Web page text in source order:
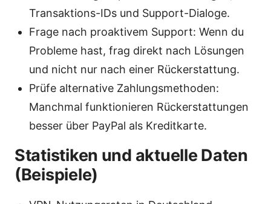
Transaktions-IDs und Support-Dialoge.
Frage nach proaktivem Support: Wenn du
Probleme hast, frag direkt nach Lösungen
und nicht nur nach einer Rückerstattung.
Prüfe alternative Zahlungsmethoden:
Manchmal funktionieren Rückerstattungen
besser über PayPal als Kreditkarte.
Statistiken und aktuelle Daten
(Beispiele)